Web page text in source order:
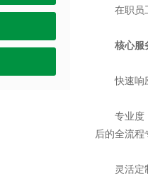
在职员
核心服
快速响应
专业度：
后的全流程
灵活定制